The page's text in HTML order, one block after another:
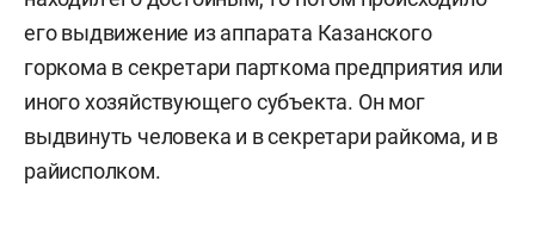
его выдвижение из аппарата Казанского
горкома в секретари парткома предприятия или
иного хозяйствующего субъекта. Он мог
выдвинуть человека и в секретари райкома, и в
райисполком.